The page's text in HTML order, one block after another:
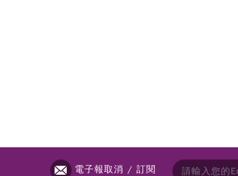
電子報取消 / 訂閱